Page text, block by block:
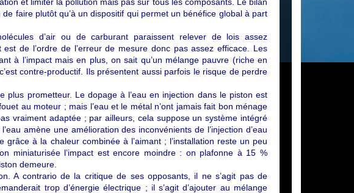
faire plutôt qu’à un dispositif qui permet un bénéfice global à part
d’air ou de carburant paraissent relever de lois assez
de l’ordre de l’erreur de mesure donc pas assez efficace. Les
à l’impact mais en plus, on sait qu’un mélange pauvre (riche en
contre-productif. Ils présentent aussi parfois le risque de perdre
plus prometteur. Le dopage à l’eau en injection dans le piston est
au moteur ; mais l’eau et le métal n’ont jamais fait bon ménage
vraiment adaptée ; par ailleurs, cela suppose un système intégré
amène une amélioration des inconvénients de l’injection d’eau
grâce à la chaleur combinée à l’aimant ; l’installation reste un peu
miniaturisée l’impact est encore moindre : on plafonne à 15 %
demeure.
A contrario de la critique de ses opposants, il ne s’agit pas de
trop d’énergie électrique ; il s’agit d’ajouter au mélange